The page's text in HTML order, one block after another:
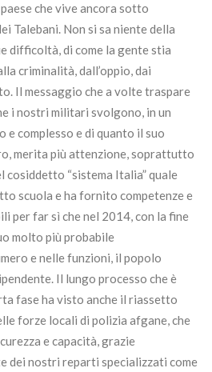
che vive ancora sotto
Talebani. Non si sa niente della
difficoltà, di come la gente stia
criminalità, dall’oppio, dai
Il messaggio che a volte traspare
i nostri militari svolgono, in un
complesso e di quanto il suo
merita più attenzione, soprattutto
“sistema Italia” quale
scuola e ha fornito competenze e
per far sì che nel 2014, con la fine
molto più probabile
e nelle funzioni, il popolo
Il lungo processo che è
fase ha visto anche il riassetto
forze locali di polizia afgane, che
e capacità, grazie
dei nostri reparti specializzati come